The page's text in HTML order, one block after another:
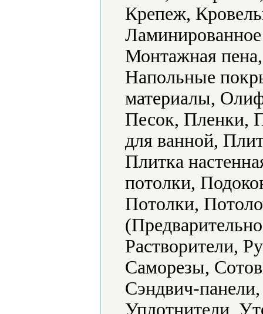
Крепеж,
Монтажная
Напольные
материалы,
Песок, Пленки,
для ванной,
Плитка
потолки,
Потолки,
Растворители,
Саморезы,
Сэндвич-
Уплотнители,